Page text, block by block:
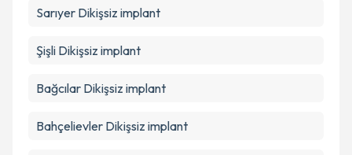
Sarıyer Dikişsiz implant
Şişli Dikişsiz implant
Bağcılar Dikişsiz implant
Bahçelievler Dikişsiz implant